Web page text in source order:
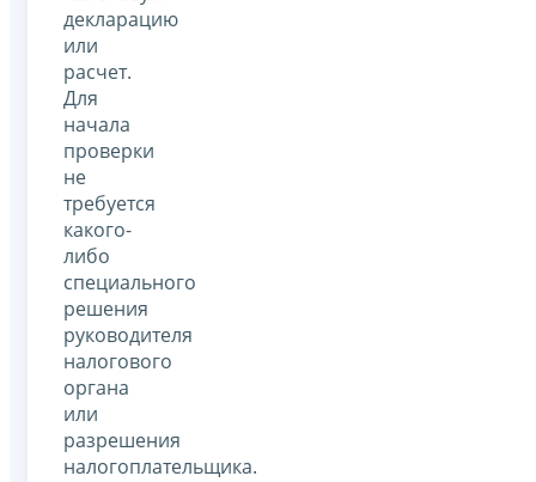
декларацию
или
расчет.
Для
начала
проверки
не
требуется
какого-
либо
специального
решения
руководителя
налогового
органа
или
разрешения
налогоплательщика.